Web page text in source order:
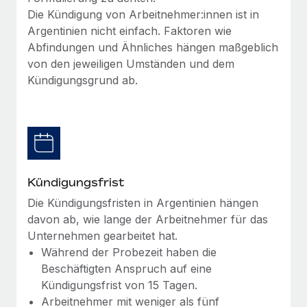
Niederlassungen
Mobilität und Relocation
Mühelose Relocation von Mitarbeiter:innen
Benefits
Management und Payroll
Reverse Tech auf einen Blick Das Gesundheits- und
Wellness-Startup Reverse Tech hat das globale...
Mehr erfahren
Den Blog erkunden
BLOG
Auch im neuen Jahr wollen wir bei Remote Unternehmen
aller Größen dabei unterstützen, die beste...
Mehr erfahren
Wie Phiture 55 Mitarbeiter:innen in 19 Ländern
mit Remote verwaltet
Phiture ist der unumstrittene Marktführer im Bereich der
Wachstumsberatung für mobile Apps. Das...
Die Kündigung von Arbeitnehmer:innen ist in
Argentinien nicht einfach. Faktoren wie
Abfindungen und Ähnliches hängen maßgeblich
von den jeweiligen Umständen und dem
Kündigungsgrund ab.
Kündigungsfrist
Die Kündigungsfristen in Argentinien hängen
davon ab, wie lange der Arbeitnehmer für das
Unternehmen gearbeitet hat.
Während der Probezeit haben die
Beschäftigten Anspruch auf eine
Kündigungsfrist von 15 Tagen.
Arbeitnehmer mit weniger als fünf